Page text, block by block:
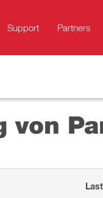
Support Partners
von